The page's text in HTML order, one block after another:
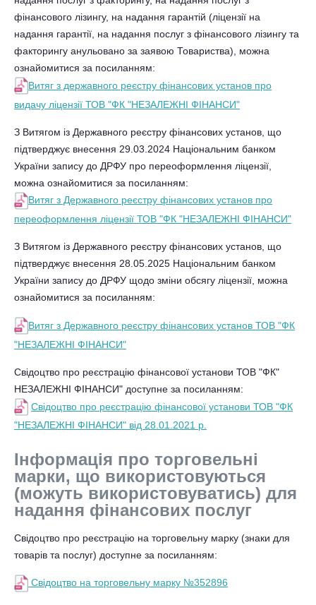
фінансового лізингу, на надання гарантій (ліцензії на
надання гарантії, на надання послуг з фінансового лізингу та
факторингу анульовано за заявою Товариства), можна
ознайомитися за посиланням:
Витяг з державного реєстру фінансових установ про
видачу ліцензії ТОВ "ФК "НЕЗАЛЕЖНІ ФІНАНСИ"
З Витягом із Державного реєстру фінансових установ, що
підтверджує внесення 29.03.2024 Національним банком
України запису до ДРФУ про переоформлення ліцензії,
можна ознайомитися за посиланням:
Витяг з Державного реєстру фінансових установ про
переоформлення ліцензії ТОВ "ФК "НЕЗАЛЕЖНІ ФІНАНСИ"
З Витягом із Державного реєстру фінансових установ, що
підтверджує внесення 28.05.2025 Національним банком
України запису до ДРФУ щодо зміни обсягу ліцензії, можна
ознайомитися за посиланням:
Витяг з Державного реєстру фінансових установ ТОВ "ФК
"НЕЗАЛЕЖНІ ФІНАНСИ"
Свідоцтво про реєстрацію фінансової установи ТОВ "ФК"
НЕЗАЛЕЖНІ ФІНАНСИ" доступне за посиланням:
Свідоцтво про реєстрацію фінансової установи ТОВ "ФК
"НЕЗАЛЕЖНІ ФІНАНСИ" від 28.01.2021 р.
Інформація про торговельні
марки, що використовуються
(можуть використовуватись) для
надання фінансових послуг
Свідоцтво про реєстрацію на торговельну марку (знаки для
товарів та послуг) доступне за посиланням:
Свідоцтво на торговельну марку №352896